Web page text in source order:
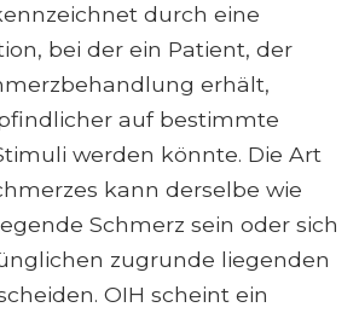
durch eine
bei der ein Patient, der
erhält,
auf bestimmte
werden könnte. Die Art
kann derselbe wie
Schmerz sein oder sich
zugrunde liegenden
OIH scheint ein